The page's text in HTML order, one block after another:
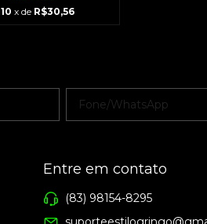
10 x de R$30,56
Entre em contato
(83) 98154-8295